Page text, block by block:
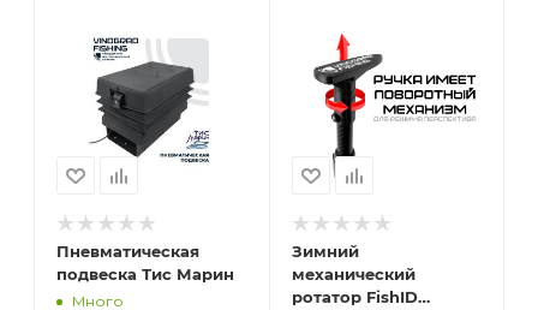
Пневматическая
подвеска Тис Марин
Много
Зимний
механический
ротатор FishID